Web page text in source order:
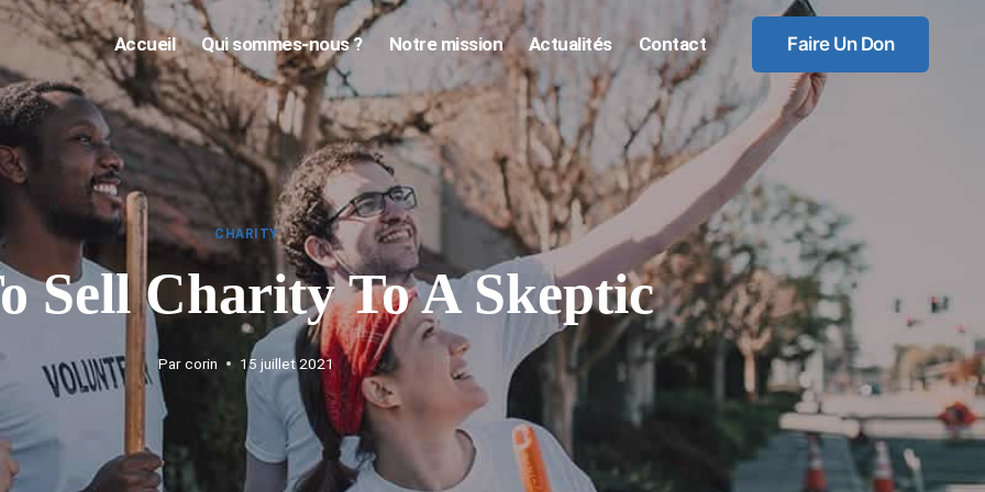
Accueil Qui sommes-nous ? Notre mission Actualités Contact Faire Un Don
CHARITY
Sell Charity To A Skeptic
Par corin 15 juillet 2021